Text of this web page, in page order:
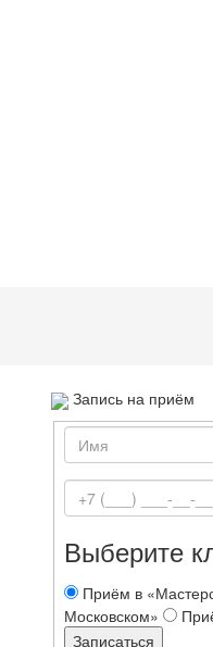
Запись на приём
Выберите
Приём в
Московском»